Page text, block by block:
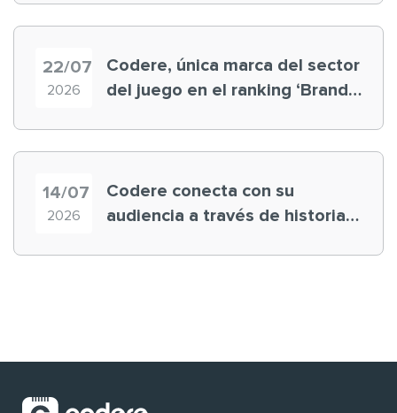
22/07
2026
Codere, única marca del sector
del juego en el ranking ‘Brand
14/07
2026
Codere conecta con su
audiencia a través de historias